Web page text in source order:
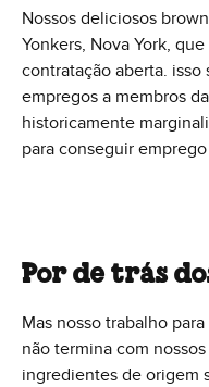
Nossos deliciosos
Yonkers, Nova York,
contratação aberta.
empregos a membros
historicamente
para conseguir emprego
Por de trás
Mas nosso trabalho
não termina com
ingredientes de origem